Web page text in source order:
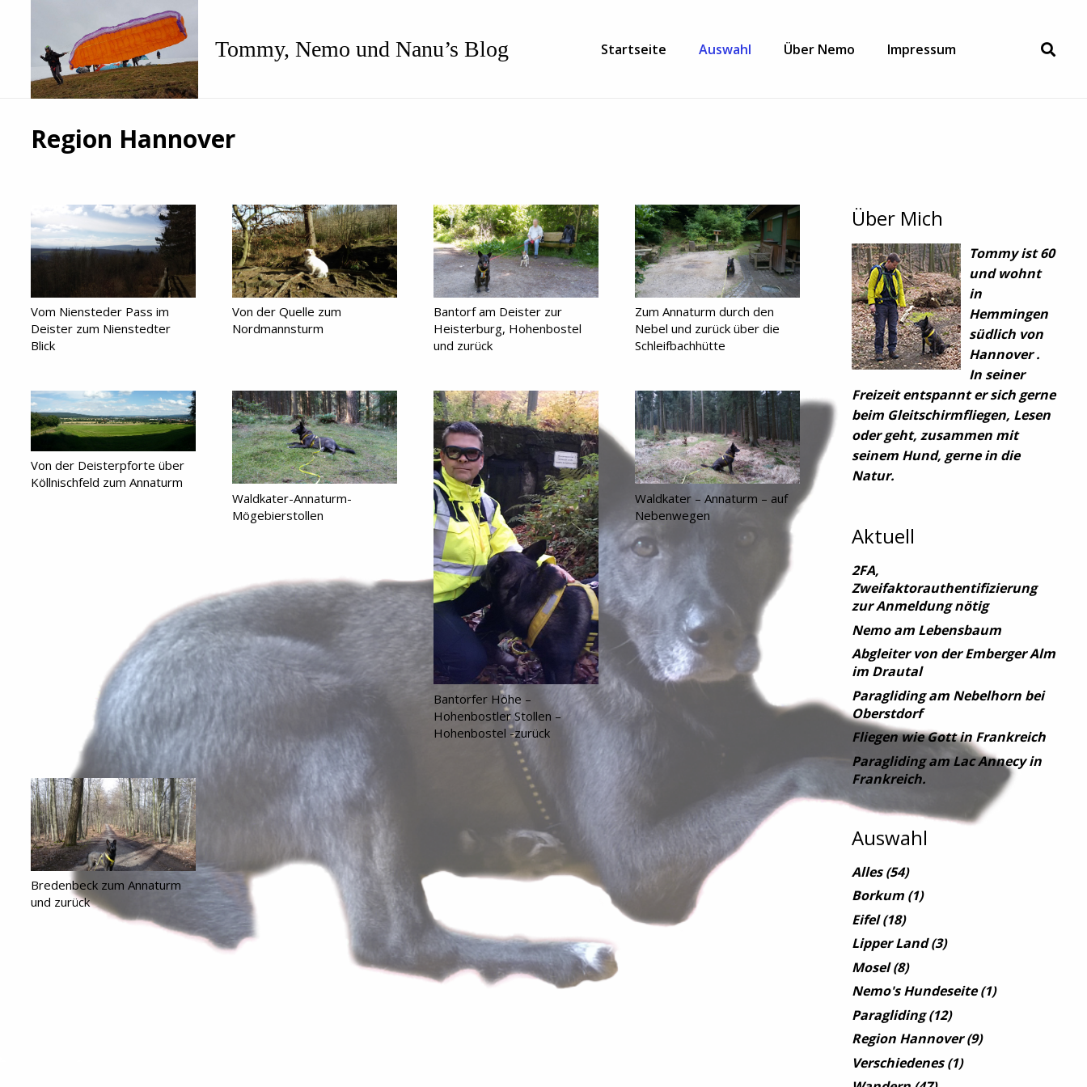
Tommy, Nemo und Nanu’s Blog Startseite Auswahl Über Nemo Impressum
Region Hannover
Vom Niensteder Pass im
Deister zum Nienstedter
Blick
Von der Quelle zum
Nordmannsturm
Bantorf am Deister zur
Heisterburg, Hohenbostel
und zurück
Zum Annaturm durch den
Nebel und zurück über die
Schleifbachhütte
Von der Deisterpforte über
Köllnischfeld zum Annaturm
Waldkater-Annaturm-
Mögebierstollen
Bantorfer Höhe –
Hohenbostler Stollen –
Hohenbostel -zurück
Waldkater – Annaturm – auf
Nebenwegen
Bredenbeck zum Annaturm
und zurück
Über Mich
Tommy ist 60
und wohnt
in
Hemmingen
südlich von
Hannover .
In seiner
Freizeit entspannt er sich gerne
beim Gleitschirmfliegen, Lesen
oder geht, zusammen mit
seinem Hund, gerne in die
Natur.
Aktuell
2FA,
Zweifaktorauthentifizierung
zur Anmeldung nötig
Nemo am Lebensbaum
Abgleiter von der Emberger Alm
im Drautal
Paragliding am Nebelhorn bei
Oberstdorf
Fliegen wie Gott in Frankreich
Paragliding am Lac Annecy in
Frankreich.
Auswahl
Alles(54)
Borkum(1)
Eifel(18)
Lipper Land(3)
Mosel(8)
Nemo's Hundeseite(1)
Paragliding(12)
Region Hannover(9)
Verschiedenes(1)